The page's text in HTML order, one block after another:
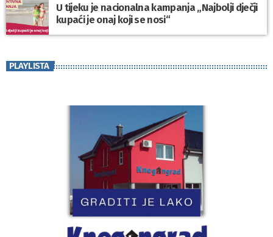
U tijeku je nacionalna kampanja „Najbolji dječji
kupaći je onaj koji se nosi“
PLAYLISTA